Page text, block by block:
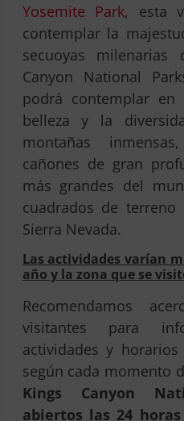
Yosemite Park, esta
contemplar la
secuoyas
Canyon National
podrá contemplar
belleza y la
montañas
cañones de gran
más grandes del
cuadrados de
Sierra Nevada.
Las actividades varían
año y la zona que se
Recomendamos
visitantes para
actividades y
según cada momento
Kings Canyon
abiertos las 24